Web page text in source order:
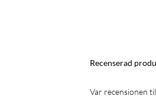
Recenserad
Var recensionen